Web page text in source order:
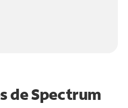
de Spectrum